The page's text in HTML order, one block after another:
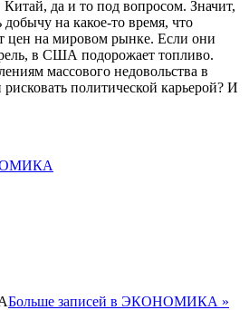
Китай, да и то под вопросом. Значит,
на какое-то время, что
цен на мировом рынке. Если они
в США подорожает топливо.
массового недовольства в
рисковать политической карьерой? И
Больше записей в ЭКОНОМИКА »